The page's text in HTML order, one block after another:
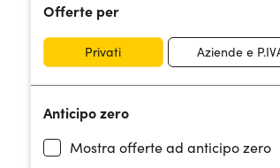
Filtri applicati
Filtri applicati
Offerte per
Privati Aziende e
Anticipo zero
Mostra offerte ad anticipo zero